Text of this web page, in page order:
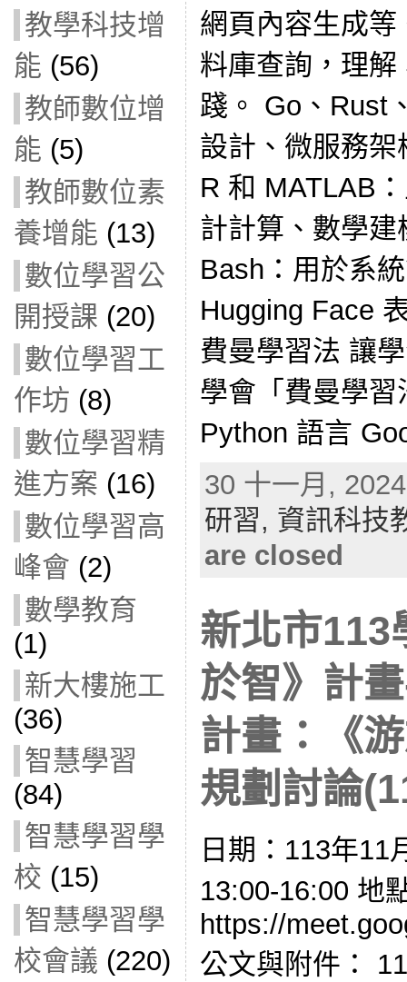
教學科技增
能 (56)
教師數位增
能 (5)
教師數位素
養增能 (13)
數位學習公
開授課 (20)
數位學習工
作坊 (8)
數位學習精
進方案 (16)
數位學習高
峰會 (2)
數學教育
(1)
新大樓施工
(36)
智慧學習
(84)
智慧學習學
校 (15)
智慧學習學
校會議 (220)
網頁內容生成
料庫查詢，理
踐。 Go、Rust
設計、微服務
R 和 MATLAB
計計算、數學
Bash：用於系
Hugging Face
費曼學習法 讓
學會「費曼學
Python 語言
30 十一月,
研習, 資訊科技
are closed
新北市113
於智》計
計畫：《
規劃討論
日期：113年11
13:00-16:00 地
https://
公文與附件：